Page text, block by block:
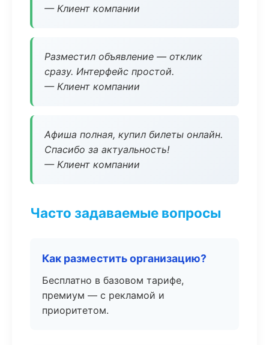
— Клиент компании
Разместил объявление — отклик
сразу. Интерфейс простой.
— Клиент компании
Афиша полная, купил билеты онлайн.
Спасибо за актуальность!
— Клиент компании
Часто задаваемые вопросы
Как разместить организацию?
Бесплатно в базовом тарифе,
премиум — с рекламой и
приоритетом.